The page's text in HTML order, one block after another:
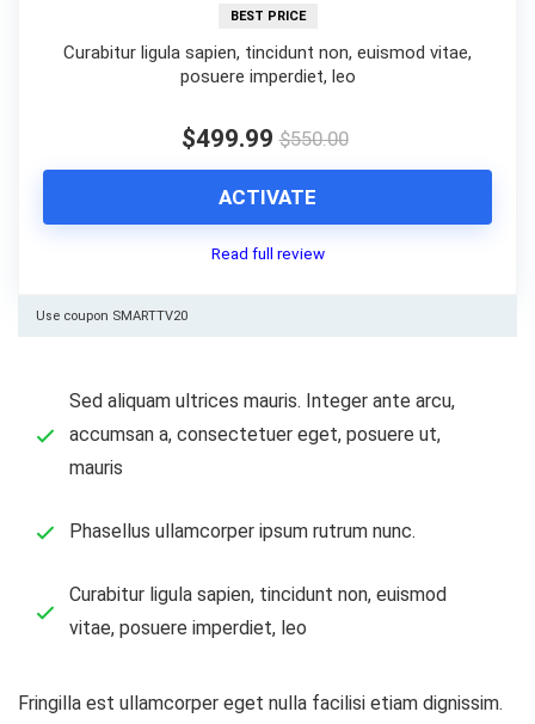
BEST PRICE
Curabitur ligula sapien, tincidunt non, euismod vitae,
posuere imperdiet, leo
$499.99 $550.00
ACTIVATE
Read full review
Use coupon SMARTTV20
Sed aliquam ultrices mauris. Integer ante arcu,
accumsan a, consectetuer eget, posuere ut,
mauris
Phasellus ullamcorper ipsum rutrum nunc.
Curabitur ligula sapien, tincidunt non, euismod
vitae, posuere imperdiet, leo
Fringilla est ullamcorper eget nulla facilisi etiam dignissim.